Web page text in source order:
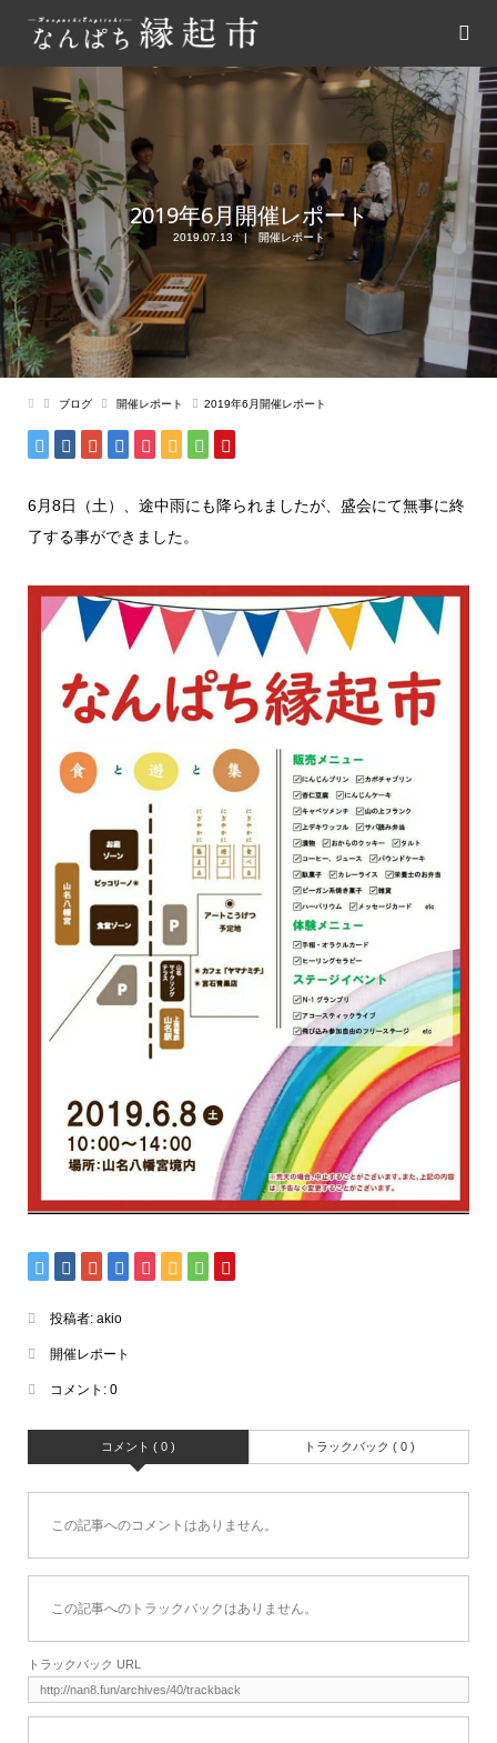
2019年6月開催レポート
2019.07.13 開催レポート
ブログ 開催レポート 2019年6月開催レポート
6月8日（土）、途中雨にも降られましたが、盛会にて無事に終
了する事ができました。
投稿者: akio
開催レポート
コメント: 0
コメント ( 0 ) トラックバック ( 0 )
この記事へのコメントはありません。
この記事へのトラックバックはありません。
トラックバック URL